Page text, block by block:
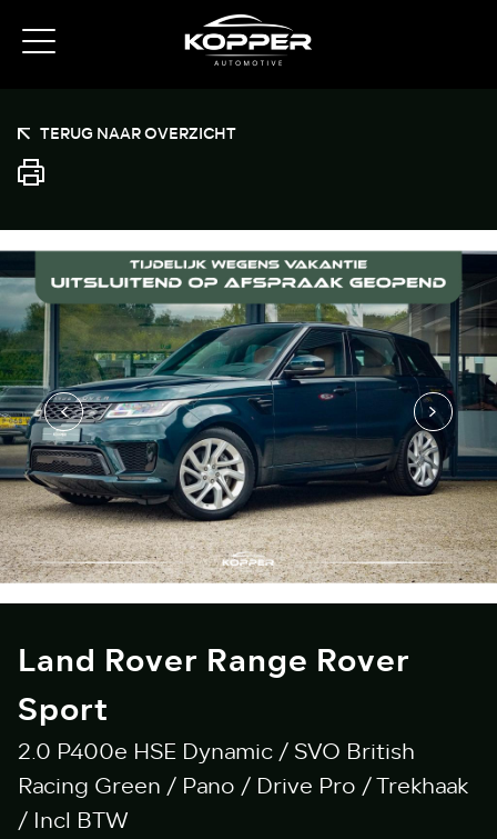
TERUG NAAR OVERZICHT
Land Rover Range Rover
Sport
2.0 P400e HSE Dynamic / SVO British
Racing Green / Pano / Drive Pro / Trekhaak
/ Incl BTW